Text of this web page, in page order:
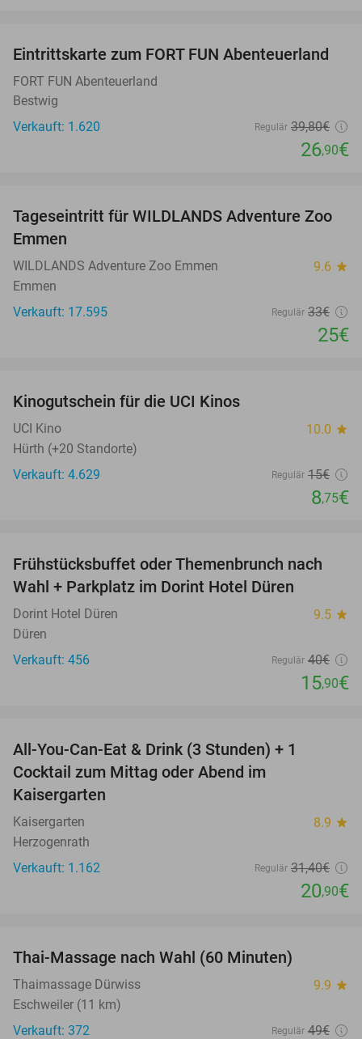
32%
Eintrittskarte zum FORT FUN Abenteuerland
FORT FUN Abenteuerland
Bestwig
Verkauft: 1.620
Regulär 39,80€
26,90€
24%
Tageseintritt für WILDLANDS Adventure Zoo
Emmen
WILDLANDS Adventure Zoo Emmen 9.6 star
Emmen
Verkauft: 17.595
Regulär 33€
25€
Kinogutschein für die UCI Kinos
UCI Kino 10.0 star
Hürth (+20 Standorte)
Verkauft: 4.629
Regulär 15€
8,75€
60%
Frühstücksbuffet oder Themenbrunch nach
Wahl + Parkplatz im Dorint Hotel Düren
Dorint Hotel Düren 9.5 star
Düren
Verkauft: 456
Regulär 40€
15,90€
All-You-Can-Eat & Drink (3 Stunden) + 1
Cocktail zum Mittag oder Abend im
Kaisergarten
Kaisergarten 8.9 star
Herzogenrath
Verkauft: 1.162
Regulär 31,40€
20,90€
Thai-Massage nach Wahl (60 Minuten)
Thaimassage Dürwiss 9.9 star
Eschweiler (11 km)
Verkauft: 372
Regulär 49€